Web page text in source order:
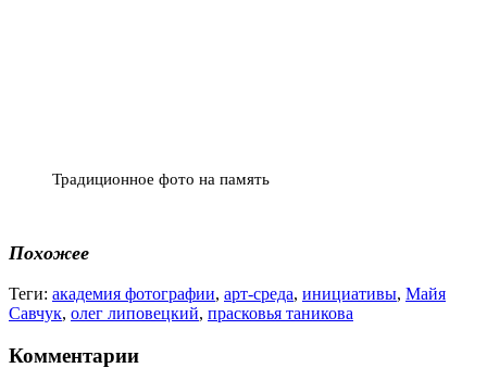
Традиционное фото на память
Похожее
Теги: академия фотографии, арт-среда, инициативы, Майя
Савчук, олег липовецкий, прасковья таникова
Комментарии